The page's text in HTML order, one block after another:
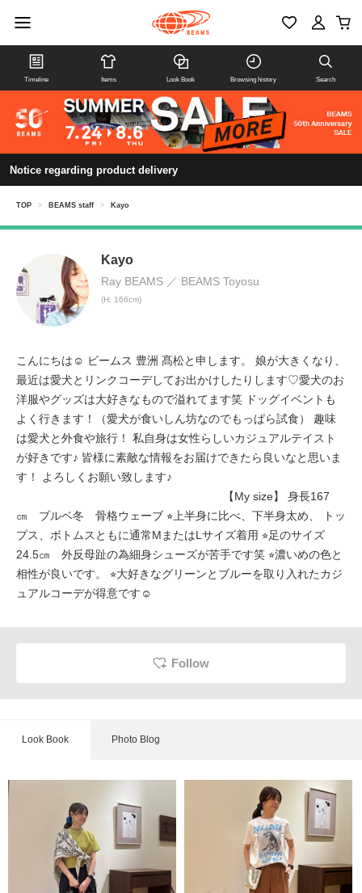
Timeline Items Look Book Browsing history Search
Notice regarding product delivery
TOP > BEAMS staff > Kayo
Kayo
Ray BEAMS BEAMS Toyosu
(H: 166cm)
こんにちは☺︎ ビームス 豊洲 髙松と申します。 娘が大きくなり、
最近は愛犬とリンクコーデしてお出かけしたりします♡愛犬のお
洋服やグッズは大好きなもので溢れてます笑 ドッグイベントも
よく行きます！（愛犬が食いしん坊なのでもっぱら試食） 趣味
は愛犬と外食や旅行！ 私自身は女性らしいカジュアルテイスト
が好きです♪ 皆様に素敵な情報をお届けできたら良いなと思いま
す！ よろしくお願い致します♪
【My size】 身長167
㎝ ブルベ冬 骨格ウェーブ ⭐︎上半身に比べ、下半身太め、 トッ
プス、ボトムスともに通常MまたはLサイズ着用 ⭐︎足のサイズ
24.5㎝ 外反母趾の為細身シューズが苦手です笑 ⭐︎濃いめの色と
相性が良いです。 ⭐︎大好きなグリーンとブルーを取り入れたカジ
ュアルコーデが得意です☺︎
Follow
Look Book Photo Blog